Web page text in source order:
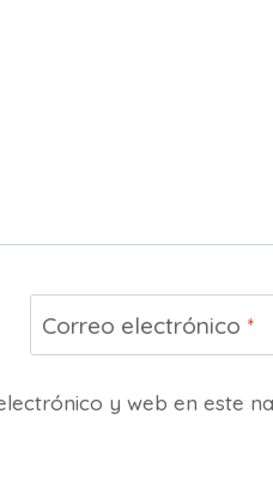
Correo electrónico *
y web en este